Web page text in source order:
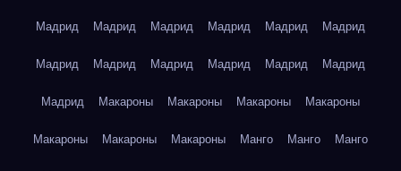
Мадрид Мадрид Мадрид Мадрид Мадрид Мадрид
Мадрид Мадрид Мадрид Мадрид Мадрид Мадрид
Мадрид Макароны Макароны Макароны Макароны
Макароны Макароны Макароны Манго Манго Манго